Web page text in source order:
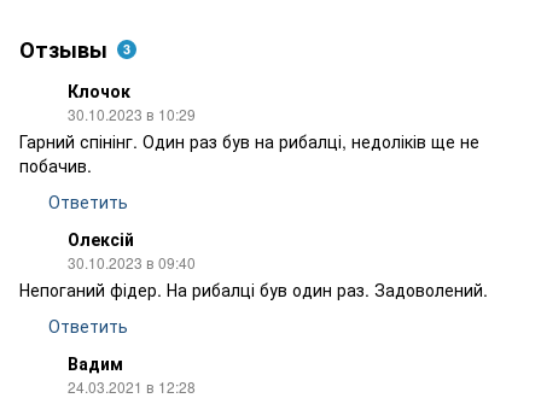
Отзывы 3
Клочок
30.10.2023 в 10:29
Гарний спінінг. Один раз був на рибалці, недоліків ще не
побачив.
Ответить
Олексій
30.10.2023 в 09:40
Непоганий фідер. На рибалці був один раз. Задоволений.
Ответить
Вадим
24.03.2021 в 12:28